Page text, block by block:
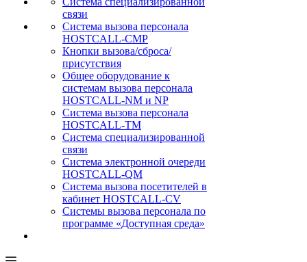
связи
Cистема вызова персонала
HOSTCALL-CMP
Кнопки вызова/сброса/
присутствия
Общее оборудование к
системам вызова персонала
HOSTCALL-NM и NP
Система вызова персонала
HOSTCALL-TM
Система специализированной
связи
Система электронной очереди
HOSTCALL-QM
Cистема вызова посетителей в
кабинет HOSTCALL-CV
Системы вызова персонала по
программе «Доступная среда»